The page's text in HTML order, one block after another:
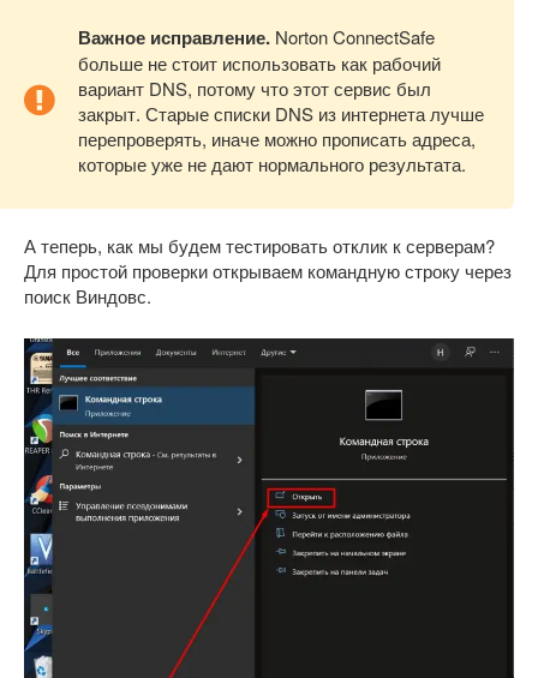
Важное исправление. Norton ConnectSafe
больше не стоит использовать как рабочий
вариант DNS, потому что этот сервис был
закрыт. Старые списки DNS из интернета лучше
перепроверять, иначе можно прописать адреса,
которые уже не дают нормального результата.
А теперь, как мы будем тестировать отклик к серверам?
Для простой проверки открываем командную строку через
поиск Виндовс.